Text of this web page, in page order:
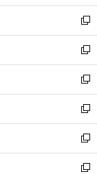
ウ
で
開
く
ン
ド
ウ
で
開
く
新
し
い
ウ
ィ
ン
ド
ウ
で
開
く
新
し
い
ウ
ィ
ン
ド
ウ
で
新
し
い
ウ
ィ
ン
ド
新
し
い
ウ
ィ
新
し
い
新